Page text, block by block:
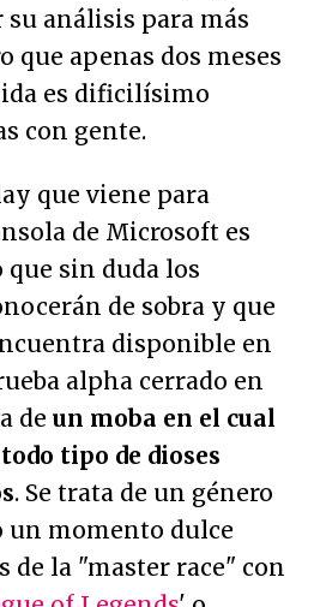
análisis para más
que apenas dos meses
es dificilísimo
con gente.
que viene para
de Microsoft es
que sin duda los
de sobra y que
disponible en
alpha cerrado en
de un moba en el cual
tipo de dioses
. Se trata de un género
un momento dulce
de la "master race" con